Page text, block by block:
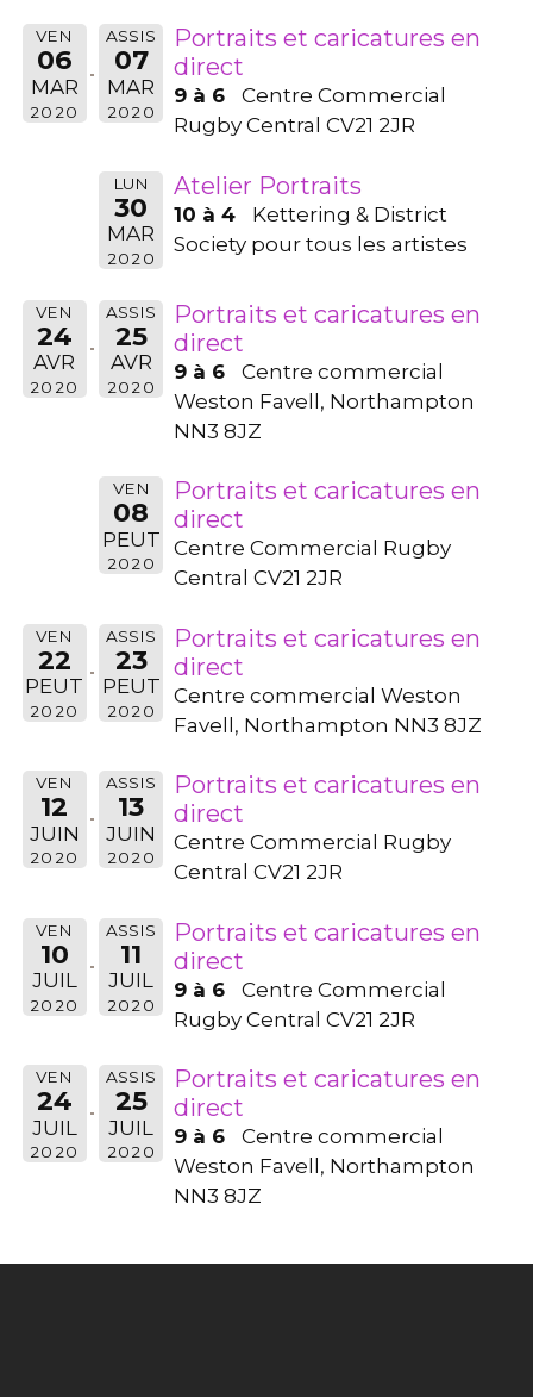
VEN
06
MAR
2020
ASSIS
07
MAR
2020
Portraits et caricatures en
direct
9 à 6
Centre Commercial
Rugby Central CV21 2JR
LUN
30
MAR
2020
Atelier Portraits
10 à 4
Kettering & District
Society pour tous les artistes
VEN
24
AVR
2020
ASSIS
25
AVR
2020
Portraits et caricatures en
direct
9 à 6
Centre commercial
Weston Favell, Northampton
NN3 8JZ
VEN
08
PEUT
2020
Portraits et caricatures en
direct
Centre Commercial Rugby
Central CV21 2JR
VEN
22
PEUT
2020
ASSIS
23
PEUT
2020
Portraits et caricatures en
direct
Centre commercial Weston
Favell, Northampton NN3 8JZ
VEN
12
JUIN
2020
ASSIS
13
JUIN
2020
Portraits et caricatures en
direct
Centre Commercial Rugby
Central CV21 2JR
VEN
10
JUIL
2020
ASSIS
11
JUIL
2020
Portraits et caricatures en
direct
9 à 6
Centre Commercial
Rugby Central CV21 2JR
VEN
24
JUIL
2020
ASSIS
25
JUIL
2020
Portraits et caricatures en
direct
9 à 6
Centre commercial
Weston Favell, Northampton
NN3 8JZ